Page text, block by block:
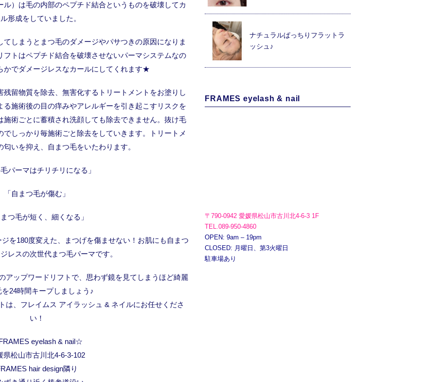
）は毛の内部のペプチド結合というものを破壊してカ
形成をしていました。
てしまうとまつ毛のダメージやパサつきの原因になりま
トはペプチド結合を破壊させないパーマシステムなの
かでダメージレスなカールにしてくれます★
留物質を除去、無害化するトリートメントをお塗りし
る施術後の目の痒みやアレルギーを引き起こすリスクを
術ごとに蓄積され洗顔しても除去できません。抜け毛
しっかり毎施術ごと除去をしていきます。トリートメ
匂いを抑え、自まつ毛をいたわります。
毛パーマはチリチリになる」
「自まつ毛が傷む」
まつ毛が短く、細くなる」
を180度変えた、まつげを傷ませない！お肌にも自まつ
レスの次世代まつ毛パーマです。
アップワードリフトで、思わず鏡を見てしまうほど綺麗
を24時間キープしましょう♪
は、フレイムス アイラッシュ & ネイルにお任せくださ
い！
eyelash & nail☆
県松山市古川北4-6-3-102
hair design隣り
ナチュラルぱっちりフラットラ
ッシュ♪
FRAMES eyelash & nail
〒790-0942 愛媛県松山市古川北4-6-3 1F
TEL.089-950-4860
OPEN: 9am – 19pm
CLOSED: 月曜日、第3火曜日
駐車場あり